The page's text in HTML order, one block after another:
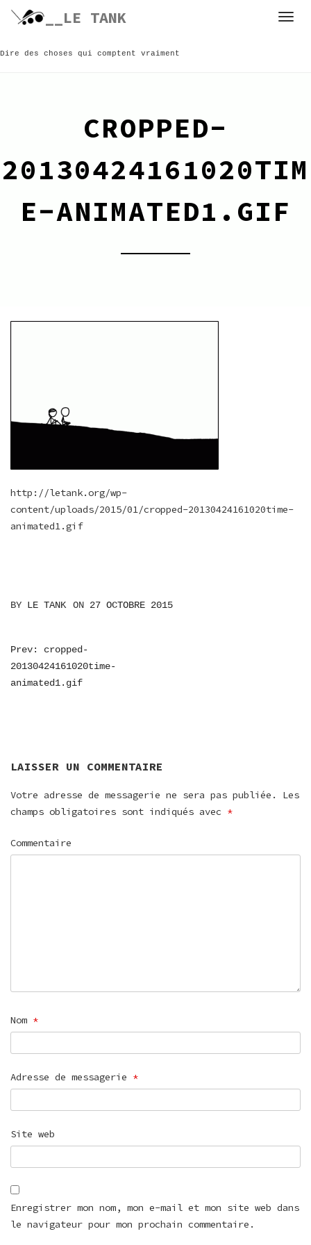
Skip
__LE TANK
Dire des choses qui comptent vraiment
CROPPED-
20130424161020TIM
E-ANIMATED1.GIF
http://letank.org/wp-
content/uploads/2015/01/cropped-20130424161020time-
animated1.gif
BY LE TANK ON 27 OCTOBRE 2015
NAVIGATION
DE
Prev: cropped-
20130424161020time-
animated1.gif
LAISSER UN COMMENTAIRE
Votre adresse de messagerie ne sera pas publiée.
Les
champs obligatoires sont indiqués avec *
Commentaire
Nom *
Adresse de messagerie *
Site web
Enregistrer mon nom, mon e-mail et mon site web dans
le navigateur pour mon prochain commentaire.